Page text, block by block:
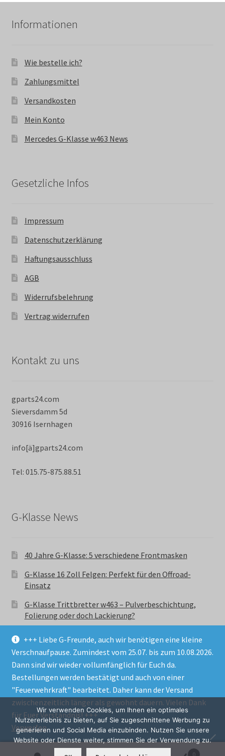
+++ Liebe G-Freunde, auch wir benötigen eine kleine
Verschnaufpause. Zumindest vom 25.07. bis zum 10.08.2026.
Dann sind wir wieder vollumfänglich für Euch da.
Bestellungen werden bestätigt und auch von einer
"Feuerwehrkraft" bearbeitet. Daher kann der Versand
zwischenzeitlich länger als gewohnt dauern. Vielen Dank
für Euer Verständnis! +++
Verwerfen
Informationen
Wie bestelle ich?
Zahlungsmittel
Versandkosten
Mein Konto
Mercedes G-Klasse w463 News
Gesetzliche Infos
Impressum
Datenschutzerklärung
Haftungsausschluss
AGB
Widerrufsbelehrung
Vertrag widerrufen
Kontakt zu uns
gparts24.com
Sieversdamm 5d
30916 Isernhagen
info[ä]gparts24.com
Tel: 015.75-875.88.51
G-Klasse News
40 Jahre G-Klasse: 5 verschiedene Frontmasken
G-Klasse 16 Zoll Felgen: Perfekt für den Offroad-
Einsatz
G-Klasse Trittbretter w463 – Pulverbeschichtung,
Folierung oder doch Lackierung?
© GParts24 - G-Klasse w463 Trittbretter, Felgen,
Ersatzteile & Zubebehör.
Datenschutzerklärung
Alle Preise inkl. der gesetzlichen MwSt.
0
Wir verwenden Cookies, um Ihnen ein optimales
Nutzererlebnis zu bieten, auf Sie zugeschnittene Werbung zu
generieren und Social Media einzubinden. Nutzen Sie unsere
Website oder Dienste weiter, stimmen Sie der Verwendung zu.